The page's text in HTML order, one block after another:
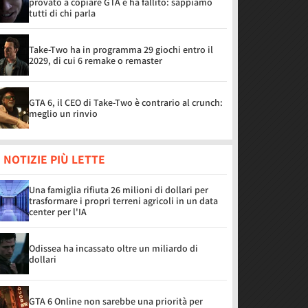
tutti di chi parla
Take-Two ha in programma 29 giochi entro il
2029, di cui 6 remake o remaster
GTA 6, il CEO di Take-Two è contrario al crunch:
meglio un rinvio
NOTIZIE PIÙ LETTE
Una famiglia rifiuta 26 milioni di dollari per
trasformare i propri terreni agricoli in un data
center per l'IA
Odissea ha incassato oltre un miliardo di
dollari
GTA 6 Online non sarebbe una priorità per